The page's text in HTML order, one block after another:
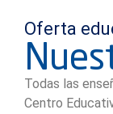
Oferta
Todas las
Centro